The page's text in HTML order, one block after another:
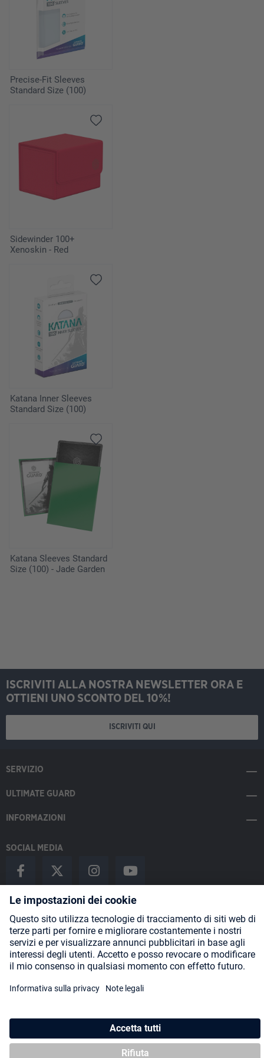
Precise-Fit Sleeves
Standard Size (100)
Sidewinder 100+
Xenoskin - Red
Katana Inner Sleeves
Standard Size (100)
Katana Sleeves Standard
Size (100) - Jade Garden
ISCRIVITI ALLA NOSTRA NEWSLETTER ORA E
OTTIENI UNO SCONTO DEL 10%!
ISCRIVITI QUI
SERVIZIO
ULTIMATE GUARD
INFORMAZIONI
SOCIAL MEDIA
Payment Methods
Shipping
* Tutti i prezzi includono l'IVA piùspese di spedizioneed eventuali
spese di spedizione, se non diversamente indicato.